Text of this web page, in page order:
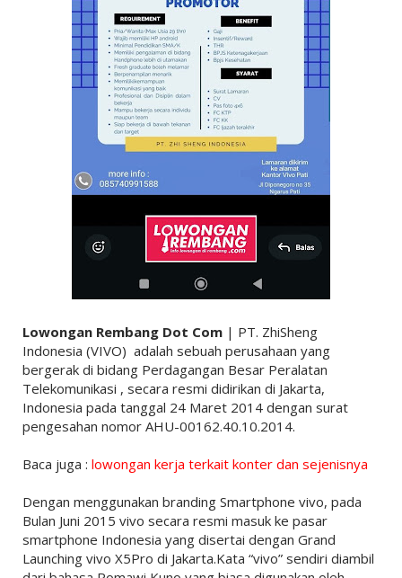
Lowongan Rembang Dot Com| PT. ZhiSheng
Indonesia (VIVO) adalah sebuah perusahaan yang
bergerak di bidang Perdagangan Besar Peralatan
Telekomunikasi , secara resmi didirikan di Jakarta,
Indonesia pada tanggal 24 Maret 2014 dengan surat
pengesahan nomor AHU-00162.40.10.2014.
Baca juga : lowongan kerja terkait konter dan sejenisnya
Dengan menggunakan branding Smartphone vivo, pada
Bulan Juni 2015 vivo secara resmi masuk ke pasar
smartphone Indonesia yang disertai dengan Grand
Launching vivo X5Pro di Jakarta.Kata “vivo” sendiri diambil